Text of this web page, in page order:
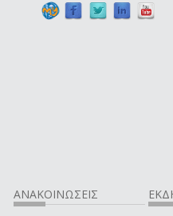
ΑΝΑΚΟΙΝΩΣΕΙΣ